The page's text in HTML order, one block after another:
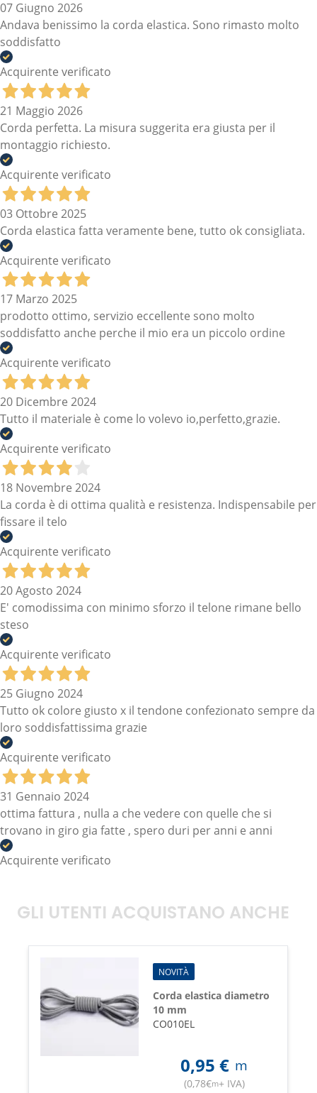
07 Giugno 2026
Andava benissimo la corda elastica. Sono rimasto molto
soddisfatto
Acquirente verificato
21 Maggio 2026
Corda perfetta. La misura suggerita era giusta per il
montaggio richiesto.
Acquirente verificato
03 Ottobre 2025
Corda elastica fatta veramente bene, tutto ok consigliata.
Acquirente verificato
17 Marzo 2025
prodotto ottimo, servizio eccellente sono molto
soddisfatto anche perche il mio era un piccolo ordine
Acquirente verificato
20 Dicembre 2024
Tutto il materiale è come lo volevo io,perfetto,grazie.
Acquirente verificato
18 Novembre 2024
La corda è di ottima qualità e resistenza. Indispensabile per
fissare il telo
Acquirente verificato
20 Agosto 2024
E' comodissima con minimo sforzo il telone rimane bello
steso
Acquirente verificato
25 Giugno 2024
Tutto ok colore giusto x il tendone confezionato sempre da
loro soddisfattissima grazie
Acquirente verificato
31 Gennaio 2024
ottima fattura , nulla a che vedere con quelle che si
trovano in giro gia fatte , spero duri per anni e anni
Acquirente verificato
GLI UTENTI ACQUISTANO ANCHE
NOVITÀ
Corda elastica diametro
10 mm
CO010EL
0,95 € m
(0,78€m+ IVA)